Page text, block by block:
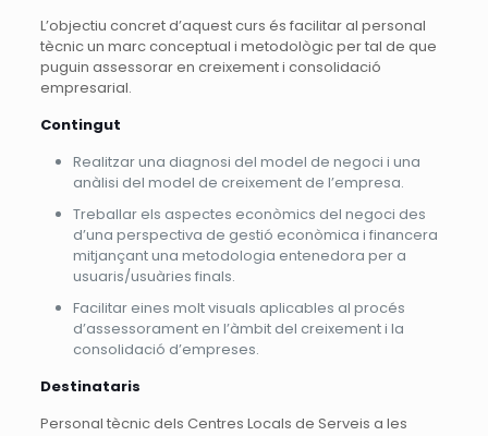
L’objectiu concret d’aquest curs és facilitar al personal
tècnic un marc conceptual i metodològic per tal de que
puguin assessorar en creixement i consolidació
empresarial.
Contingut
Realitzar una diagnosi del model de negoci i una
anàlisi del model de creixement de l’empresa.
Treballar els aspectes econòmics del negoci des
d’una perspectiva de gestió econòmica i financera
mitjançant una metodologia entenedora per a
usuaris/usuàries finals.
Facilitar eines molt visuals aplicables al procés
d’assessorament en l’àmbit del creixement i la
consolidació d’empreses.
Destinataris
Personal tècnic dels Centres Locals de Serveis a les